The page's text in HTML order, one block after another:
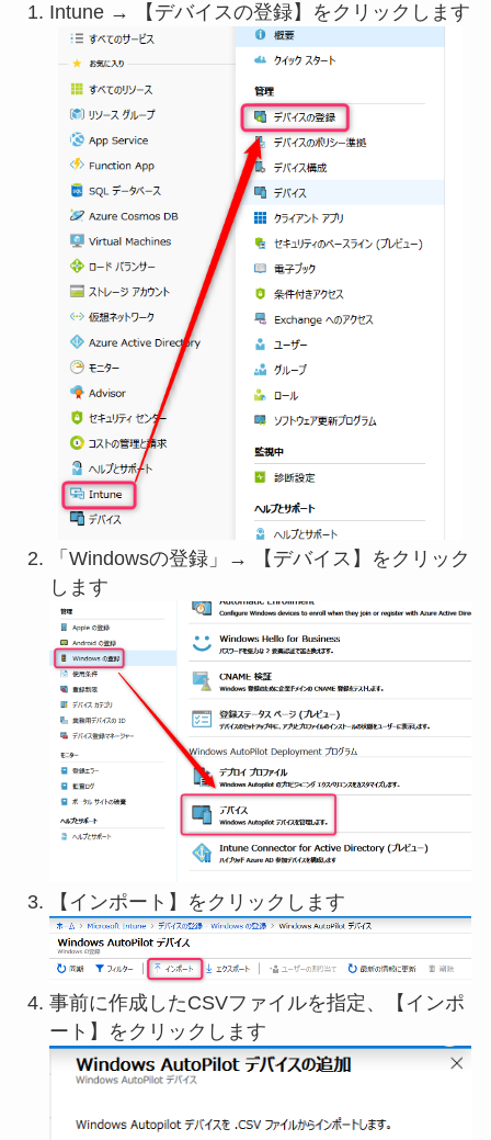
Intune → 【デバイスの登録】をクリックします
「Windowsの登録」→ 【デバイス】をクリック
します
【インポート】をクリックします
事前に作成したCSVファイルを指定、【インポ
ート】をクリックします